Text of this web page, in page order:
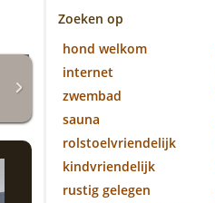
Zoeken op
hond welkom
internet
zwembad
sauna
rolstoelvriendelijk
kindvriendelijk
rustig gelegen